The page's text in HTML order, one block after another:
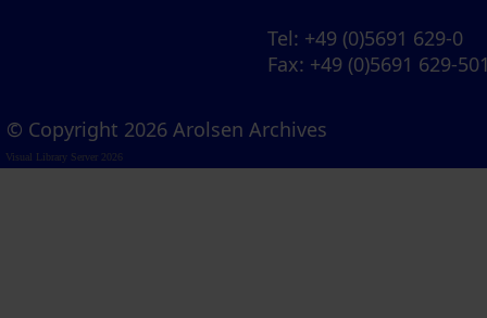
Tel: +49 (0)5691 629-0
Fax: +49 (0)5691 629-
© Copyright 2026 Arolsen Archives
Visual Library Server 2026